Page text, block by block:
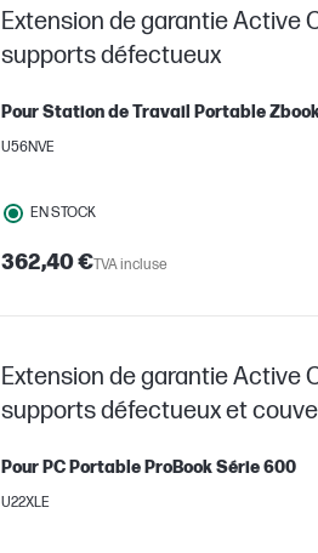
Extension de garantie Active
supports défectueux
Pour Station de Travail Portable
U56NVE
EN STOCK
362,40 €TVA incluse
Extension de garantie Active
supports défectueux et
Pour PC Portable ProBook Série 600
U22XLE